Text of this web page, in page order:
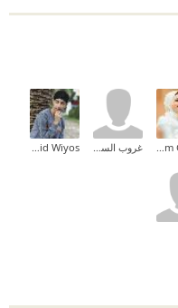
Reham Gamal غروب السوالقة Walid Wiyos